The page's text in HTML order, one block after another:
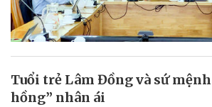
Tuổi trẻ Lâm Đồng và sứ
hồng” nhân ái